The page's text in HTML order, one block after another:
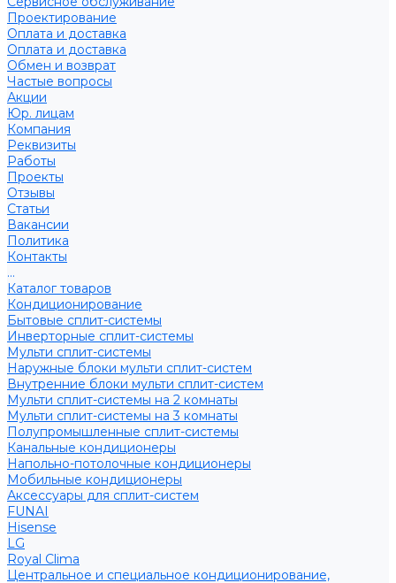
Проектирование
Оплата и доставка
Оплата и доставка
Обмен и возврат
Частые вопросы
Акции
Юр. лицам
Компания
Реквизиты
Работы
Проекты
Отзывы
Статьи
Вакансии
Политика
Контакты
...
Каталог товаров
Кондиционирование
Бытовые сплит-системы
Инверторные сплит-системы
Мульти сплит-системы
Наружные блоки мульти сплит-систем
Внутренние блоки мульти сплит-систем
Мульти сплит-системы на 2 комнаты
Мульти сплит-системы на 3 комнаты
Полупромышленные сплит-системы
Канальные кондиционеры
Напольно-потолочные кондиционеры
Мобильные кондиционеры
Аксессуары для сплит-систем
FUNAI
Hisense
LG
Royal Clima
Центральное и специальное кондиционирование,